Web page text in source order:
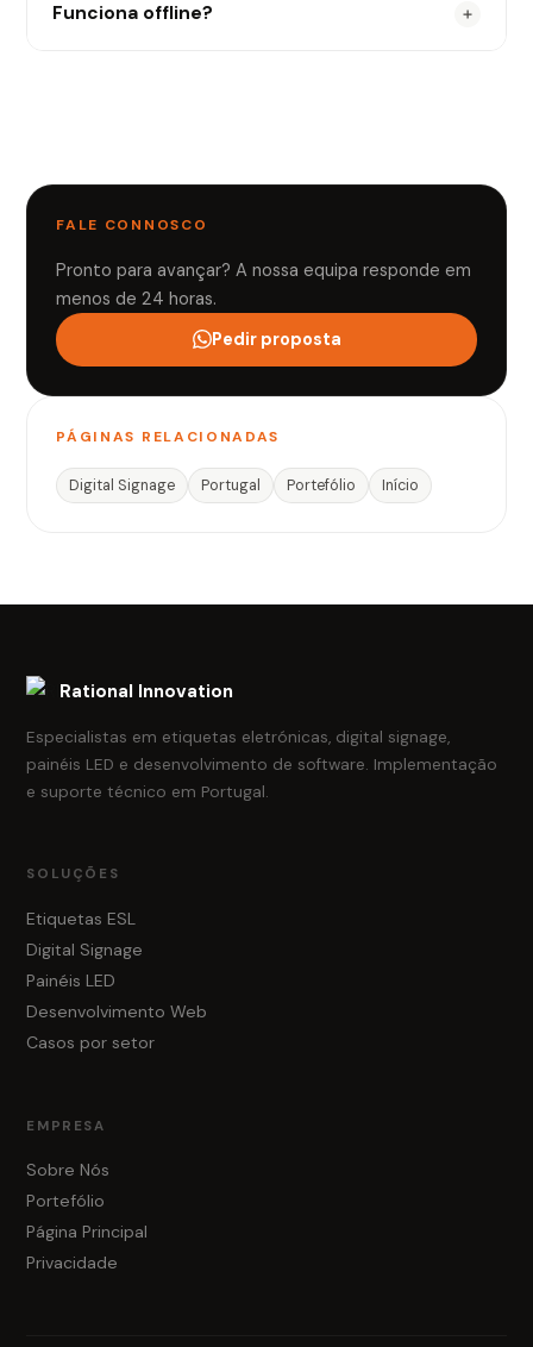
em Portugal.
Funciona offline?
FALE CONNOSCO
Pronto para avançar? A nossa equipa responde em
menos de 24 horas.
Pedir proposta
PÁGINAS RELACIONADAS
Digital Signage Portugal Portefólio Início
Rational Innovation
Especialistas em etiquetas eletrónicas, digital signage,
painéis LED e desenvolvimento de software. Implementação
e suporte técnico em Portugal.
SOLUÇÕES
Etiquetas ESL
Digital Signage
Painéis LED
Desenvolvimento Web
Casos por setor
EMPRESA
Sobre Nós
Portefólio
Página Principal
Privacidade